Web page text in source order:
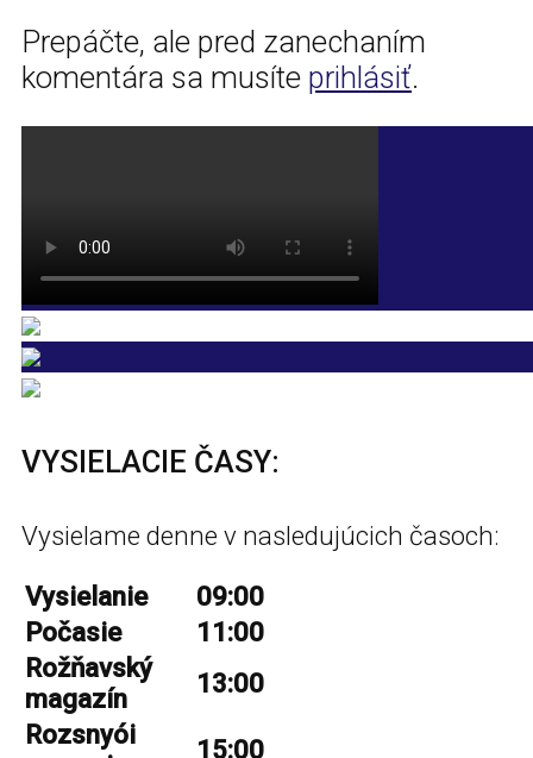
Prepáčte, ale pred zanechaním
komentára sa musíte prihlásiť.
VYSIELACIE ČASY:
Vysielame denne v nasledujúcich časoch:
Vysielanie
09:00
Počasie
11:00
Rožňavský
magazín
13:00
Rozsnyói
15:00